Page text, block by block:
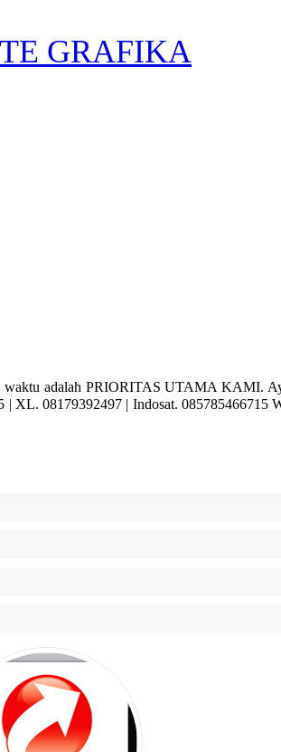
GRAFIKA
adalah PRIORITAS UTAMA KAMI.
08179392497 | Indosat. 085785466715